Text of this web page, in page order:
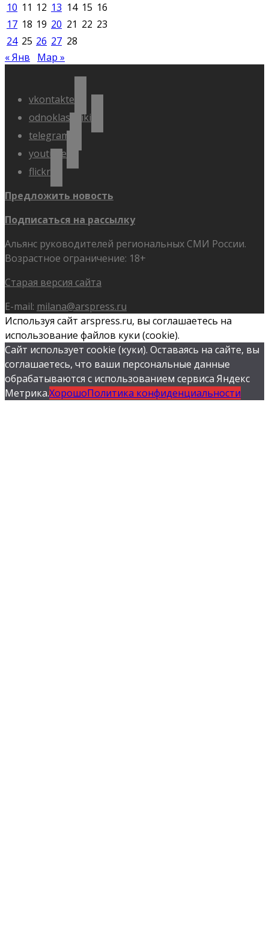
10 11 12 13 14 15 16
17 18 19 20 21 22 23
24 25 26 27 28
« Янв
Мар »
vkontakte
odnoklassniki
telegram
youtube
flickr
Предложить новость
Подписаться на рассылку
Альянс руководителей региональных СМИ России.
Возрастное ограничение: 18+
Старая версия сайта
E-mail: milana@arspress.ru
Используя сайт arspress.ru, вы соглашаетесь на
использование файлов куки (cookie).
Сайт использует cookie (куки). Оставаясь на сайте, вы
соглашаетесь, что ваши персональные данные
обрабатываются с использованием сервиса Яндекс
Метрика.ХорошоПолитика конфиденциальности